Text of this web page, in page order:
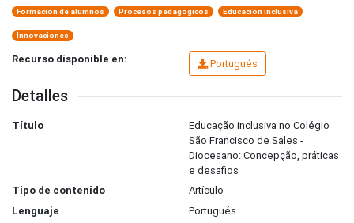
Formación de alumnos Procesos pedagógicos Educación inclusiva
Innovaciones
Recurso disponible en: Portugués
Detalles
Título
Educação inclusiva no Colégio
São Francisco de Sales -
Diocesano: Concepção, práticas
e desafios
Tipo de contenido
Artículo
Lenguaje
Portugués